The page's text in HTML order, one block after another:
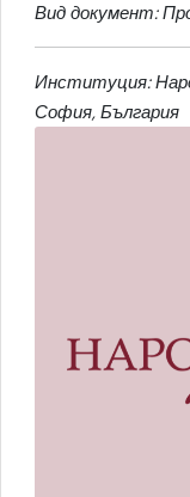
Вид документ:
Институция:
София, България